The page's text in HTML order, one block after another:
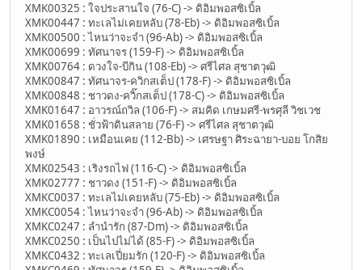
XMK00325 : ใจประสานใจ (76-C) -> ดิอิมพอสซิเบิ้ล
XMK00447 : ทะเลไม่เคยหลับ (78-Eb) -> ดิอิมพอสซิเบิ้ล
XMK00500 : ไหนว่าจะจำ (96-Ab) -> ดิอิมพอสซิเบิ้ล
XMK00699 : ทัศนาจร (159-F) -> ดิอิมพอสซิเบิ้ล
XMK00764 : ดวงใจ-บีกิน (108-Eb) -> ศรีไศล สุชาตวุฒิ
XMK00847 : ทัศนาจร-ควิกสเต็ป (178-F) -> ดิอิมพอสซิเบิ้ล
XMK00848 : ชาวดง-ควิ๊กสเต็ป (178-C) -> ดิอิมพอสซิเบิ้ล
XMK01647 : อาวรณ์ถวิล (106-F) -> สมคิด เกษมศรี-พรศุลี วิชเวช
XMK01658 : ชั่วฟ้าดินสลาย (76-F) -> ศรีไศล สุชาตวุฒิ
XMK01890 : เหมือนเคย (112-Bb) -> เศรษฐา ศิระฉายา-บอย โกสิย
พงษ์
XMK02543 : เริงรถไฟ (116-C) -> ดิอิมพอสซิเบิ้ล
XMK02777 : ชาวดง (151-F) -> ดิอิมพอสซิเบิ้ล
XMKC0037 : ทะเลไม่เคยหลับ (75-Eb) -> ดิอิมพอสซิเบิ้ล
XMKC0054 : ไหนว่าจะจำ (96-Ab) -> ดิอิมพอสซิเบิ้ล
XMKC0247 : ลำนำรัก (87-Dm) -> ดิอิมพอสซิเบิ้ล
XMKC0250 : เป็นไปไม่ได้ (85-F) -> ดิอิมพอสซิเบิ้ล
XMKC0432 : ทะเลเปี่ยมรัก (120-F) -> ดิอิมพอสซิเบิ้ล